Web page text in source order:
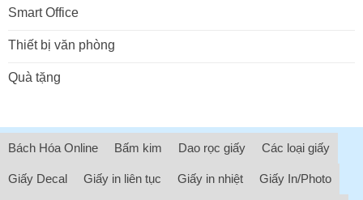
Smart Office
Thiết bị văn phòng
Quà tặng
Bách Hóa Online Bấm kim Dao rọc giấy Các loại giấy
Giấy Decal Giấy in liên tục Giấy in nhiệt Giấy In/Photo